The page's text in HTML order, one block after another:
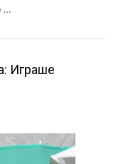
…
Играше